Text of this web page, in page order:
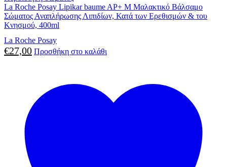
La Roche Posay Lipikar baume AP+ M Μαλακτικό Βάλσαμο
Σώματος Αναπλήρωσης Λιπιδίων, Κατά των Ερεθισμών & του
Κνησμού, 400ml
La Roche Posay
€27,00 Προσθήκη στο καλάθι